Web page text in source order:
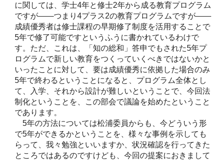
に関しては、学士4年と修士2年から成る教育プログラム
ですが――つまり4プラス2の教育プログラムですが――
成績優秀者は修士課程の早期修了制度を活用することで
5年で修了可能ですというふうに書かれているわけで
す。ただ、これは、「知の総和」答申でもされた5年プ
ログラムで新しい教育をつくっていくべきではないかと
いったことに対して、要は成績優秀に依拠した場合のみ
5年で終わるということになると、プログラム全体とし
て、入学、それから設計が難しいということで、今回法
制化ということを、この部会で議論を始めたということ
であります。
5年の方法については松浦委員からも、今どういう形
で5年ができるかということを、様々な事例を示しても
らって、我々勉強といいますか、状況確認を行ってきた
ところではあるのですけども、今回の提案におきまして